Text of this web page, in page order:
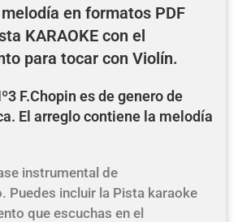
en formatos PDF
KARAOKE con el
para tocar con Violín.
F.Chopin es de genero de
El arreglo contiene la melodía
instrumental de
Puedes incluir la Pista karaoke
que escuchas en el